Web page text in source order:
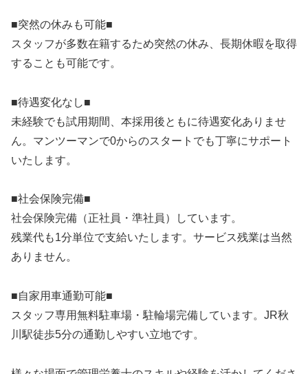
■突然の休みも可能■
スタッフが多数在籍するため突然の休み、長期休暇を取得
することも可能です。
■待遇変化なし■
未経験でも試用期間、本採用後ともに待遇変化ありませ
ん。マンツーマンで0からのスタートでも丁寧にサポート
いたします。
■社会保険完備■
社会保険完備（正社員・準社員）しています。
残業代も1分単位で支給いたします。サービス残業は当然
ありません。
■自家用車通勤可能■
スタッフ専用無料駐車場・駐輪場完備しています。JR秋
川駅徒歩5分の通勤しやすい立地です。